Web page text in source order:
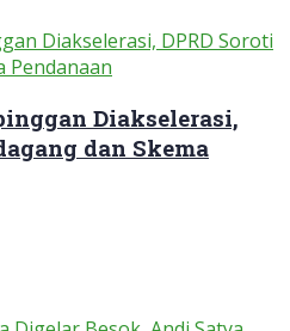
Diakselerasi,
dan Skema